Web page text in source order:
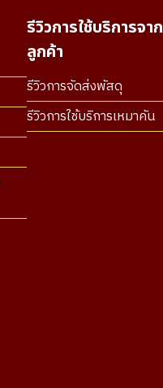
รีวิวการใช้บริการจาก
ลูกค้า
รีวิวการจัดส่งพัสดุ
รีวิวการใช้บริการเหมาคัน